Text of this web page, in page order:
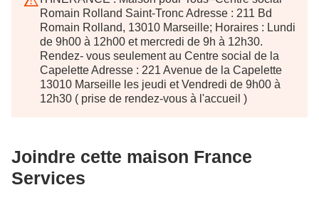
Romain Rolland Saint-Tronc Adresse : 211 Bd
Romain Rolland, 13010 Marseille; Horaires : Lundi
de 9h00 à 12h00 et mercredi de 9h à 12h30.
Rendez- vous seulement au Centre social de la
Capelette Adresse : 221 Avenue de la Capelette
13010 Marseille les jeudi et Vendredi de 9h00 à
12h30 ( prise de rendez-vous à l'accueil )
Joindre cette maison France
Services